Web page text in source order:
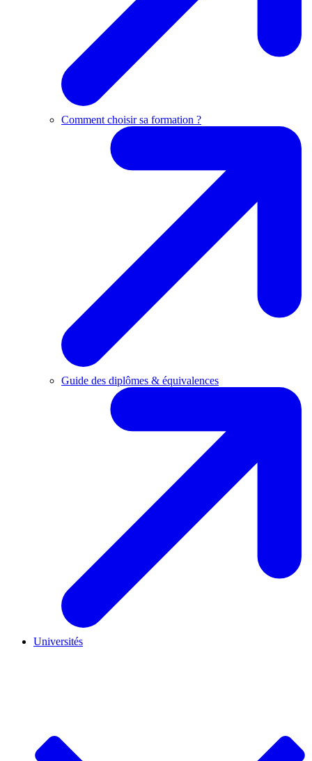
Comment choisir sa formation ?
Guide des diplômes & équivalences
Universités